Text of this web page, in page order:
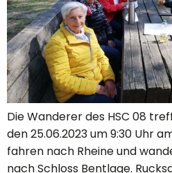
Die Wanderer des HSC 08
den 25.06.2023 um 9:30 Uhr
fahren nach Rheine und
nach Schloss Bentlage.